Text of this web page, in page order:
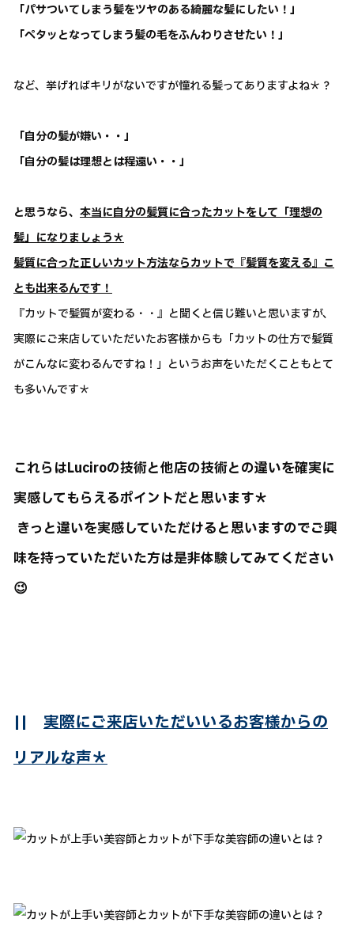
「パサついてしまう髪をツヤのある綺麗な髪にしたい！」
「ペタッとなってしまう髪の毛をふんわりさせたい！」
など、挙げればキリがないですが憧れる髪ってありますよね＊？
「自分の髪が嫌い・・」
「自分の髪は理想とは程遠い・・」
と思うなら、 本当に自分の髪質に合ったカットをして「理想の
髪」になりましょう＊
髪質に合った正しいカット方法ならカットで『髪質を変える』こ
とも出来るんです！
『カットで髪質が変わる・・』と聞くと信じ難いと思いますが、
実際にご来店していただいたお客様からも「カットの仕方で髪質
がこんなに変わるんですね！」というお声をいただくこともとて
も多いんです＊
これらはLuciroの技術と他店の技術との違いを確実に
実感してもらえるポイントだと思います＊
きっと違いを実感していただけると思いますのでご興
味を持っていただいた方は是非体験してみてください
😉
|| 実際にご来店いただいいるお客様からの
リアルな声＊